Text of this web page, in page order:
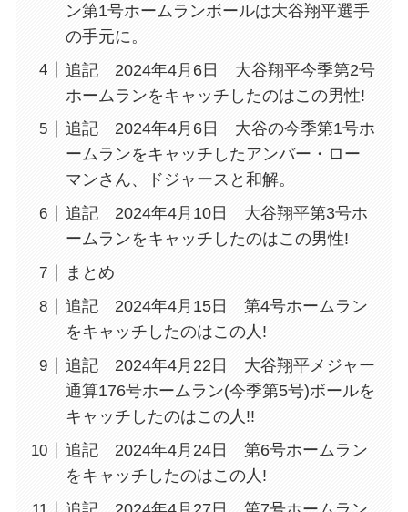
ン第1号ホームランボールは大谷翔平選手
の手元に。
追記 2024年4月6日 大谷翔平今季第2号
ホームランをキャッチしたのはこの男性!
追記 2024年4月6日 大谷の今季第1号ホ
ームランをキャッチしたアンバー・ロー
マンさん、ドジャースと和解。
追記 2024年4月10日 大谷翔平第3号ホ
ームランをキャッチしたのはこの男性!
まとめ
追記 2024年4月15日 第4号ホームラン
をキャッチしたのはこの人!
追記 2024年4月22日 大谷翔平メジャー
通算176号ホームラン(今季第5号)ボールを
キャッチしたのはこの人!!
追記 2024年4月24日 第6号ホームラン
をキャッチしたのはこの人!